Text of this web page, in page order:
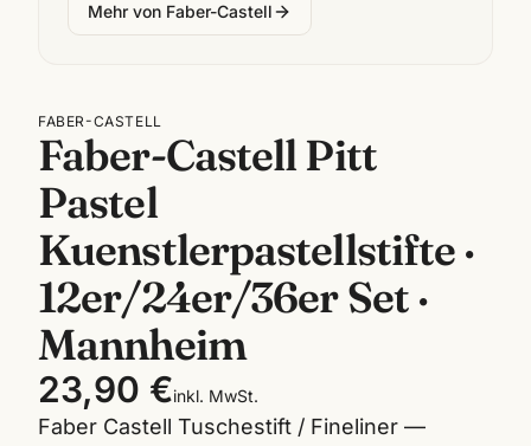
Mehr von Faber-Castell
FABER-CASTELL
Faber-Castell Pitt
Pastel
Kuenstlerpastellstifte ·
12er/24er/36er Set ·
Mannheim
23,90 €inkl. MwSt.
Faber Castell Tuschestift / Fineliner —